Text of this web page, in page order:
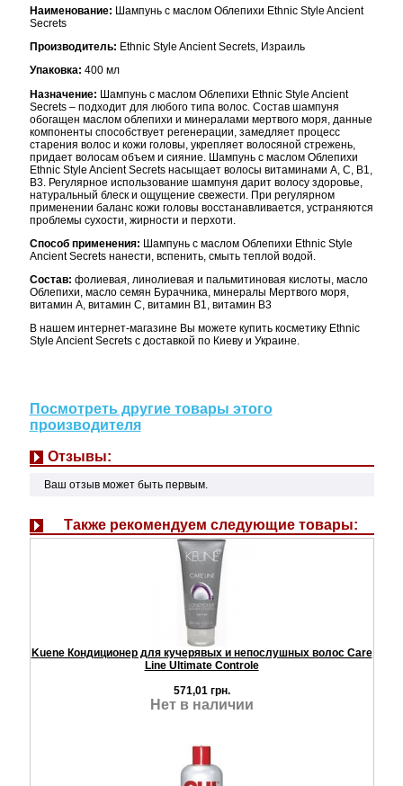
Наименование: Шампунь с маслом Облепихи Ethnic Style Ancient
Secrets
Производитель: Ethnic Style Ancient Secrets, Израиль
Упаковка: 400 мл
Назначение: Шампунь с маслом Облепихи Ethnic Style Ancient
Secrets – подходит для любого типа волос. Состав шампуня
обогащен маслом облепихи и минералами мертвого моря, данные
компоненты способствует регенерации, замедляет процесс
старения волос и кожи головы, укрепляет волосяной стрежень,
придает волосам объем и сияние. Шампунь с маслом Облепихи
Ethnic Style Ancient Secrets насыщает волосы витаминами А, С, В1,
В3. Регулярное использование шампуня дарит волосу здоровье,
натуральный блеск и ощущение свежести. При регулярном
применении баланс кожи головы восстанавливается, устраняются
проблемы сухости, жирности и перхоти.
Способ применения: Шампунь с маслом Облепихи Ethnic Style
Ancient Secrets нанести, вспенить, смыть теплой водой.
Состав: фолиевая, линолиевая и пальмитиновая кислоты, масло
Облепихи, масло семян Бурачника, минералы Мертвого моря,
витамин А, витамин С, витамин В1, витамин В3
В нашем интернет-магазине Вы можете купить косметику Ethnic
Style Ancient Secrets с доставкой по Киеву и Украине.
Посмотреть другие товары этого
производителя
Отзывы:
Ваш отзыв может быть первым.
Также рекомендуем следующие товары:
Kuene Кондиционер для кучерявых и непослушных волос Care
Line Ultimate Controle
571,01 грн.
Нет в наличии